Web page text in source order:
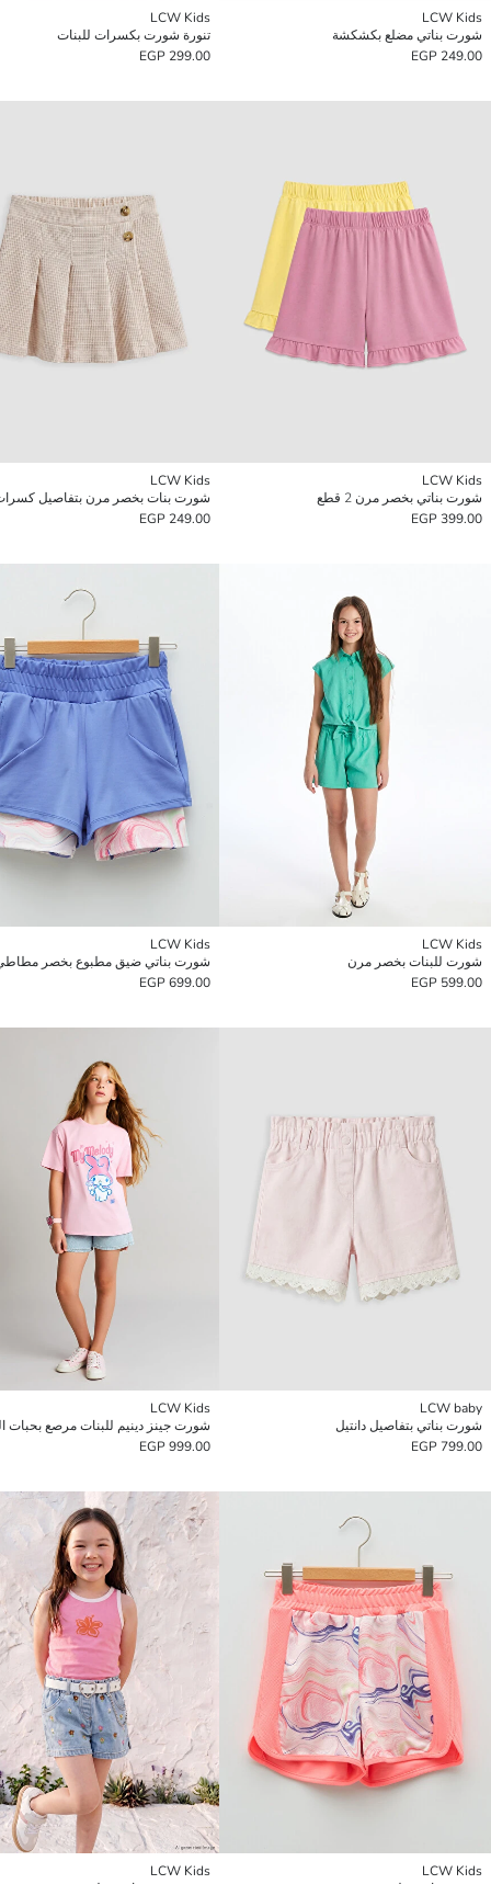
LCW Kids
شورت بناتي مضلع بكشكشة
249.00 EGP
LCW Kids
تنورة شورت بكسرات للبنات
299.00 EGP
LCW Kids
شورت بناتي بخصر مرن 2 قطع
399.00 EGP
LCW Kids
شورت بنات بخصر مرن بتفاصيل
249.00 EGP
LCW Kids
شورت للبنات بخصر مرن
599.00 EGP
LCW Kids
شورت بناتي ضيق مطبوع بخصر
699.00 EGP
LCW baby
شورت بناتي بتفاصيل دانتيل
799.00 EGP
LCW Kids
شورت جينز دينيم للبنات مرصع بحبات
999.00 EGP
LCW Kids
LCW Kids